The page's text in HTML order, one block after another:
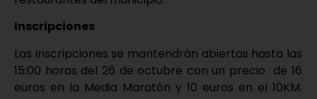
Inscripciones
Las inscripciones se mantendrán abiertas hasta las
15:00 horas del 26 de octubre con un precio de 16
euros en la Media Maratón y 10 euros en el 10KM.